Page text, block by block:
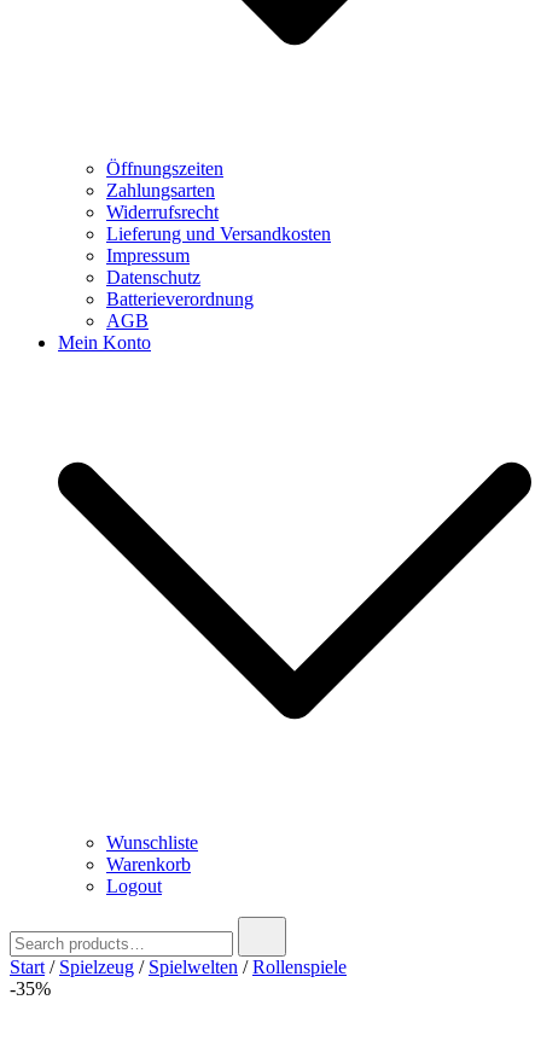
Öffnungszeiten
Zahlungsarten
Widerrufsrecht
Lieferung und Versandkosten
Impressum
Datenschutz
Batterieverordnung
AGB
Mein Konto
Wunschliste
Warenkorb
Logout
for:
Start / Spielzeug / Spielwelten /Rollenspiele
-35%